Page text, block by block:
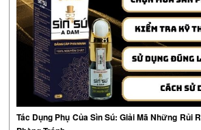
Tác Dụng Phụ Của Sìn Sú: Giải Mã Những Rủi